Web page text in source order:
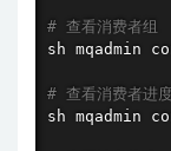
# 查看消费者组
sh mqadmin
# 查看消费者进度
sh mqadmin